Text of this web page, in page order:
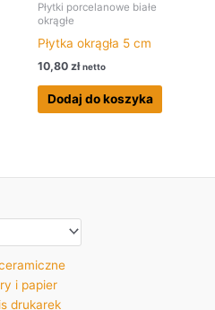
Płytki porcelanowe białe
okrągłe
Płytka okrągła 5 cm
10,80zł netto
Dodaj do koszyka
i papier
drukarek